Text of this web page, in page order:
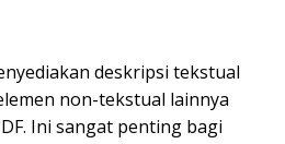
deskripsi tekstual
non-tekstual lainnya
Ini sangat penting bagi